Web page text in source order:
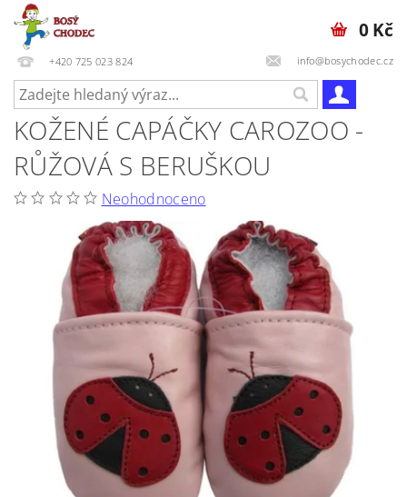
+420 725 023 824 info@bosychodec.cz
0 Kč
KOŽENÉ CAPÁČKY CAROZOO -
RŮŽOVÁ S BERUŠKOU
Neohodnoceno